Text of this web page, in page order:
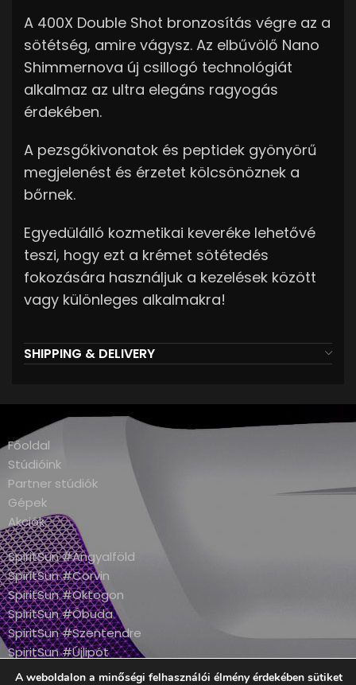
A 400X Double Shot bronzosítás végre az a
sötétség, amire vágysz. Az elbűvölő Nano
Shimmernova új csillogó technológiát
alkalmaz az ultra elegáns ragyogás
érdekében.
A pezsgőkivonatok és peptidek gyönyörű
megjelenést és érzetet kölcsönöznek a
bőrnek.
Egyedülálló kozmetikai keveréke lehetővé
teszi, hogy ezt a krémet sötétedés
fokozására használjuk a kezelések között
vagy különleges alkalmakra!
SHIPPING & DELIVERY
Főoldal
Stúdióink
Partner stúdiók
Gépek
Akciók
SpiritSun #Angyalföld
SpiritSun #Corvin
SpiritSun #Oktogon
SpiritSun #Óbuda
SpiritSun #Szentendre
SpiritSun #Újlipót
A weboldalon a minőségi felhasználói élmény érdekében sütiket